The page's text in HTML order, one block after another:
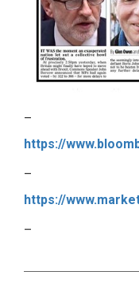
–
–
–